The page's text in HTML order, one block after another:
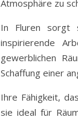
Atmosphäre zu
In Fluren sorgt
inspirierende
gewerblichen
Schaffung einer
Ihre Fähigkeit,
sie ideal für